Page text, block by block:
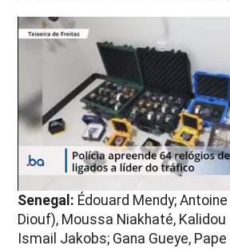
Senegal: Édouard Mendy;
Diouf), Moussa Niakhaté, Kalidou
Ismail Jakobs; Gana Gueye,